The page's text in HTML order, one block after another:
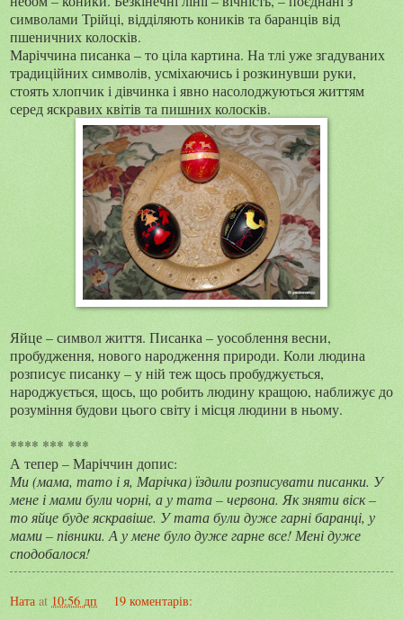
символами Трійці, відділяють коників та баранців від
пшеничних колосків.
Маріччина писанка – то ціла картина. На тлі уже згадуваних
традиційних символів, усміхаючись і розкинувши руки,
стоять хлопчик і дівчинка і явно насолоджуються життям
серед яскравих квітів та пишних колосків.
Яйце – символ життя. Писанка – уособлення весни,
пробудження, нового народження природи. Коли людина
розписує писанку – у ній теж щось пробуджується,
народжується, щось, що робить людину кращою, наближує до
розуміння будови цього світу і місця людини в ньому.
**** *** ***
А тепер – Маріччин допис:
Ми (мама, тато і я, Марічка) їздили розписувати писанки. У
мене і мами були чорні, а у тата – червона. Як зняти віск –
то яйце буде яскравіше. У тата були дуже гарні баранці, у
мами – півники. А у мене було дуже гарне все! Мені дуже
сподобалося!
Ната at 10:56 дп 19 коментарів: